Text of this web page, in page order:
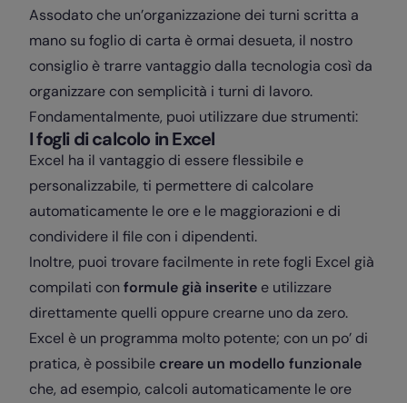
Assodato che un’organizzazione dei turni scritta a
mano su foglio di carta è ormai desueta, il nostro
consiglio è trarre vantaggio dalla tecnologia così da
organizzare con semplicità i turni di lavoro.
Fondamentalmente, puoi utilizzare due strumenti:
I fogli di calcolo in Excel
Excel ha il vantaggio di essere flessibile e
personalizzabile, ti permettere di calcolare
automaticamente le ore e le maggiorazioni e di
condividere il file con i dipendenti.
Inoltre, puoi trovare facilmente in rete fogli Excel già
compilati con formule già inserite e utilizzare
direttamente quelli oppure crearne uno da zero.
Excel è un programma molto potente; con un po’ di
pratica, è possibile creare un modello funzionale
che, ad esempio, calcoli automaticamente le ore